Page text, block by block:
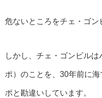
危ないところをチェ・ゴン
しかし、チェ・ゴンビル
ポ）のことを、30年前に
ポと勘違いしています。